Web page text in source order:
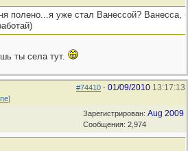
полено...я уже стал Ванессой? Ванесса,
ты села тут.
#74410 - 01/09/2010 13:17:13
]
Зарегистрирован: Aug 2009
Сообщения: 2,974